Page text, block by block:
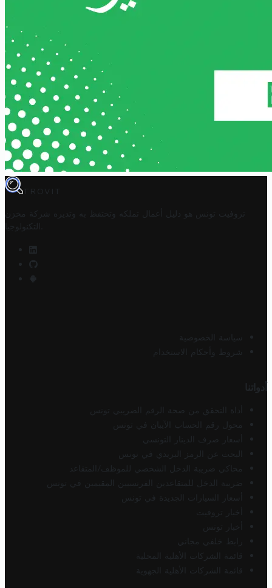
TROVIT
تروفيت تونس هو دليل أعمال تملكه وتحتفظ به وتديره
شركة مخزن
التكنولوجيا
سياسة الخصوصية
شروط وأحكام الاستخدام
أدواتنا
أداة التحقق من صحة الرقم الضريبي تونس
محول رقم الحساب الآيبان في تونس
أسعار صرف الدينار التونسي
البحث عن الرمز البريدي في تونس
محاكي ضريبة الدخل الشخصي للموظف/المتقاعد
ضريبة الدخل للمتقاعدين الفرنسيين المقيمين في تونس
أسعار السيارات الجديدة في تونس
أخبار تروفيت
أخبار تونس
رابط خلفي مجاني
قائمة الشركات الأهلية المحلية
قائمة الشركات الأهلية الجهوية